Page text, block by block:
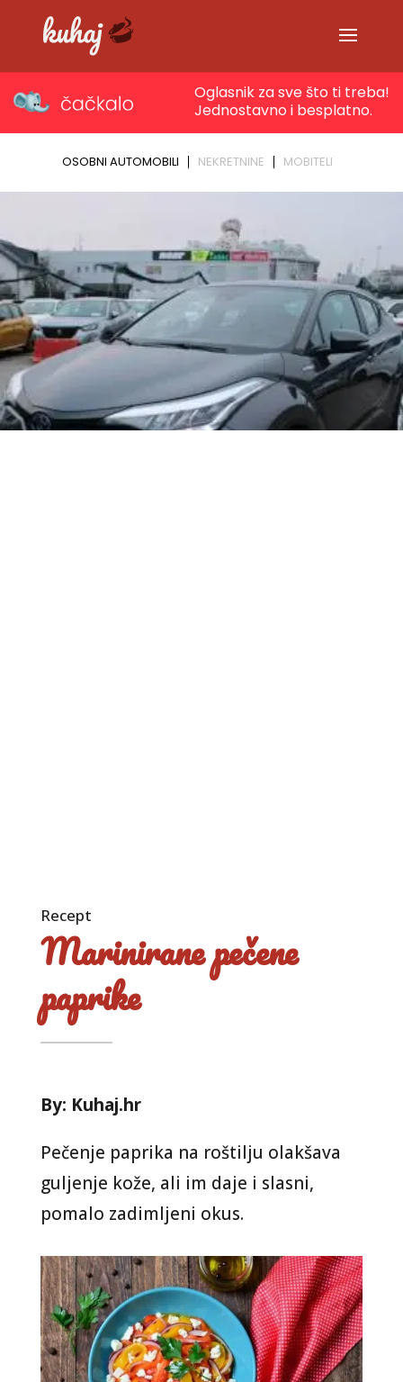
Recept
Marinirane pečene
paprike
By: Kuhaj.hr
Pečenje paprika na roštilju olakšava
guljenje kože, ali im daje i slasni,
pomalo zadimljeni okus.